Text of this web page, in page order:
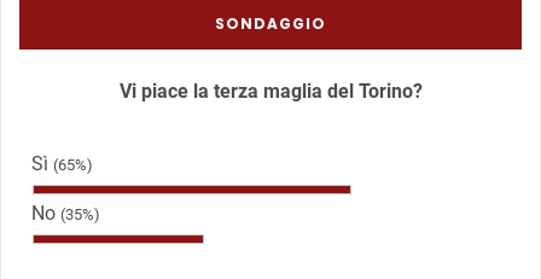
SONDAGGIO
Vi piace la terza maglia del Torino?
Sì (65%)
No (35%)